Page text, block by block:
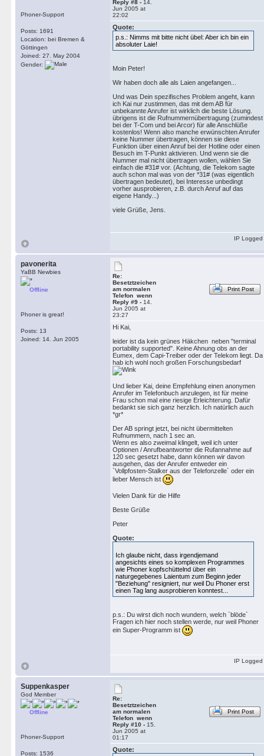
Phoner-Support
Posts: 1691
Location: bei Bremen &
Göttingen
Joined: 27. May 2004
Gender:
Reply #8 - 14.
Jun 2005 at
22:02
Quote:
p.s.: Nimms mit bitte nicht übel: Aber ich bin ein
absoluter Laie!
Moin Peter!
Wir haben doch alle als Laien angefangen...
Und was Dein spezifisches Problem angeht, kann
ich Kai nur zustimmen, das mit dem AB für
unbekannte Anrufer ist wirklich die beste Lösung.
übrigens ist die Rufnummernübertragung (zumindest
bei der T-Com und bei Arcor) für alle Anschlüße
kostenlos! Wenn also manche erwünschten Anrufer
keine Nummer übertragen, können sie diese
Funktion über einen Anruf bei der Hotline oder einen
Besuch im T-Punkt aktivieren. Und wenn sie die
Nummer mal nicht übertragen wollen, wählen Sie
einfach die #31# vor. (Achtung, die Telekom sagte
auch schon mal was von der *31# (was eigentlich
übertragen bedeutet), bei Interesse unbedingt
vorher ausprobieren, z.B. durch Anruf auf das
eigene Handy...)
viele Grüße, Jens.
IP Logged
pavonerita
YaBB Newbies
Offline
Phoner is great!
Posts: 13
Joined: 14. Jun 2005
Re:
Besetztzeichen
am normalen
Telefon wenn
Reply #9 - 14.
Jun 2005 at
23:27
Print Post
Hi Kai,
leider ist da kein grünes Häkchen neben "terminal
portability supported". Keine Ahnung obs an der
Eumex, dem Capi-Treiber oder der Telekom liegt. Da
hab ich wohl noch großen Forschungsbedarf
Und lieber Kai, deine Empfehlung einen anonymen
Anrufer im Telefonbuch anzulegen, ist für meine
Frau schon mal eine riesige Erleichterung. Dafür
bedankt sie sich ganz herzlich. Ich natürlich auch
*gr*
Der AB springt jetzt, bei nicht übermittelten
Rufnummern, nach 1 sec an.
Wenn es also zweimal klingelt, weil ich unter
Optionen / Anrufbeantworter die Rufannahme auf
120 sec gesetzt habe, dann können wir davon
ausgehen, das der Anrufer entweder ein
`Vollpfosten-Stalker aus der Telefonzelle` oder ein
lieber Mensch ist
Vielen Dank für die Hilfe
Beste Grüße
Peter
Quote:
Ich glaube nicht, dass irgendjemand
angesichts eines so komplexen Programmes
wie Phoner kopfschüttelnd über ein
naturgegebenes Laientum zum Beginn jeder
"Beziehung" resigniert, nur weil Du Phoner erst
einen Tag lang ausprobieren konntest...
p.s.: Du wirst dich noch wundern, welch `blöde`
Fragen ich hier noch stellen werde, nur weil Phoner
ein Super-Programm ist
IP Logged
Suppenkasper
God Member
Offline
Phoner-Support
Posts: 1536
Re:
Besetztzeichen
am normalen
Telefon wenn
Reply #10 - 15.
Jun 2005 at
01:17
Print Post
Quote: